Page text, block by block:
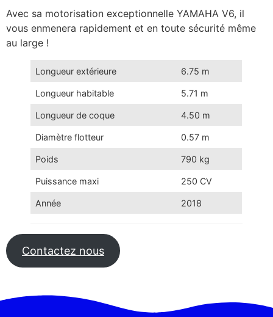
Avec sa motorisation exceptionnelle YAMAHA V6, il
vous enmenera rapidement et en toute sécurité même
au large !
Longueur extérieure 6.75 m
Longueur habitable 5.71 m
Longueur de coque 4.50 m
Diamètre flotteur 0.57 m
Poids 790 kg
Puissance maxi 250 CV
Année 2018
Contactez nous